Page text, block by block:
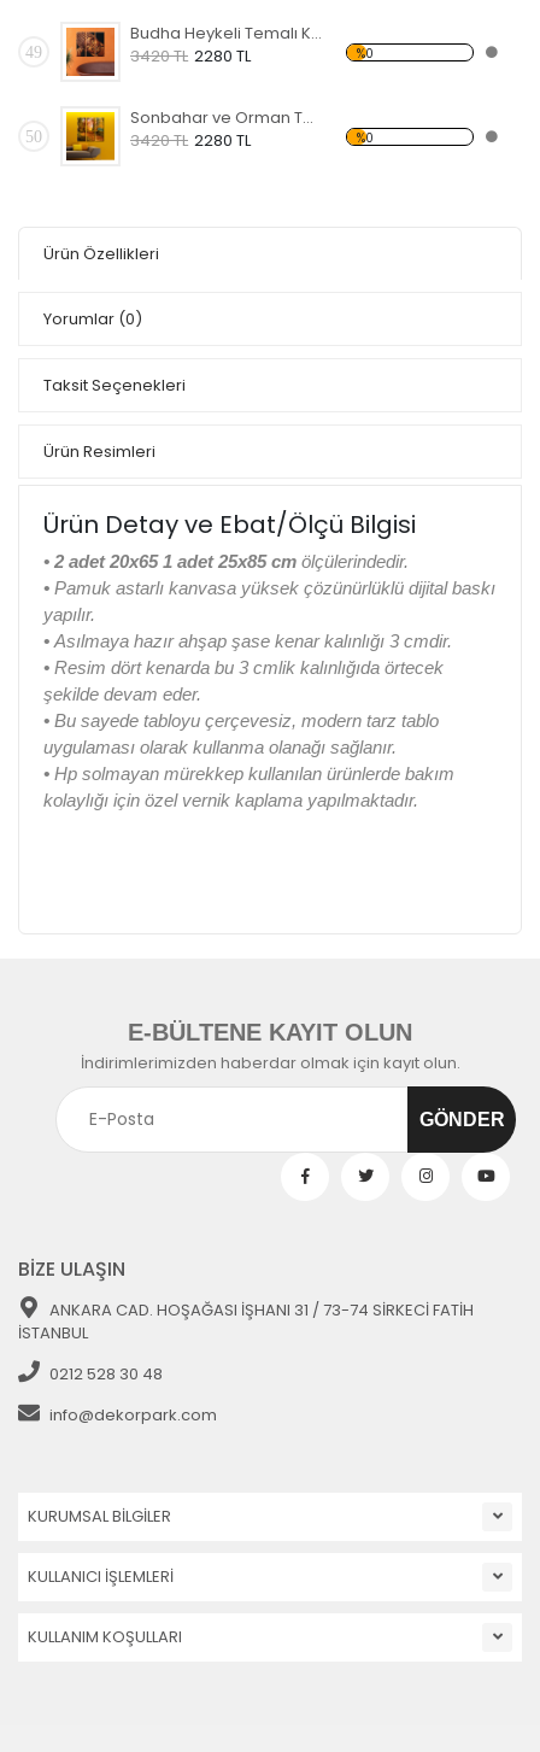
49
Budha Heykeli Temalı Kanvas Tablo
3420 TL 2280 TL %0
50
Sonbahar ve Orman Temalı Kanvas Tablo
3420 TL 2280 TL %0
Ürün Özellikleri
Yorumlar (0)
Taksit Seçenekleri
Ürün Resimleri
Ürün Detay ve Ebat/Ölçü Bilgisi
• 2 adet 20x65 1 adet 25x85 cm ölçülerindedir.
• Pamuk astarlı kanvasa yüksek çözünürlüklü dijital baskı
yapılır.
• Asılmaya hazır ahşap şase kenar kalınlığı 3 cmdir.
• Resim dört kenarda bu 3 cmlik kalınlığıda örtecek
şekilde devam eder.
• Bu sayede tabloyu çerçevesiz, modern tarz tablo
uygulaması olarak kullanma olanağı sağlanır.
• Hp solmayan mürekkep kullanılan ürünlerde bakım
kolaylığı için özel vernik kaplama yapılmaktadır.
E-BÜLTENE KAYIT OLUN
İndirimlerimizden haberdar olmak için kayıt olun.
BİZE ULAŞIN
ANKARA CAD. HOŞAĞASI İŞHANI 31 / 73-74 SİRKECİ FATİH
İSTANBUL
0212 528 30 48
info@dekorpark.com
KURUMSAL BİLGİLER
KULLANICI İŞLEMLERİ
KULLANIM KOŞULLARI